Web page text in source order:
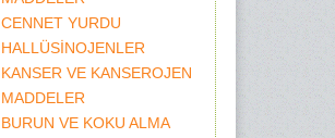
CENNET YURDU
HALLÜSİNOJENLER
KANSER VE KANSEROJEN
MADDELER
BURUN VE KOKU ALMA